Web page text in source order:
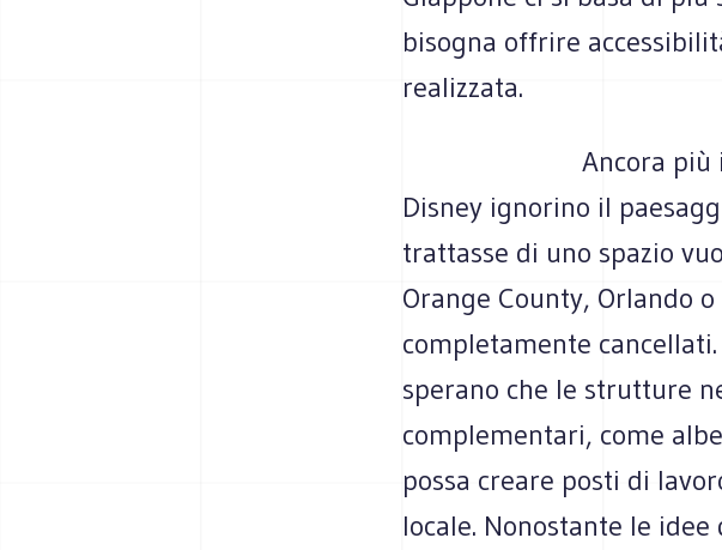
bisogna offrire
realizzata.
Ancora
Disney ignorino il
trattasse di uno spazio
Orange County, Orlando
completamente
sperano che le strutture
complementari, come
possa creare posti di
locale. Nonostante le